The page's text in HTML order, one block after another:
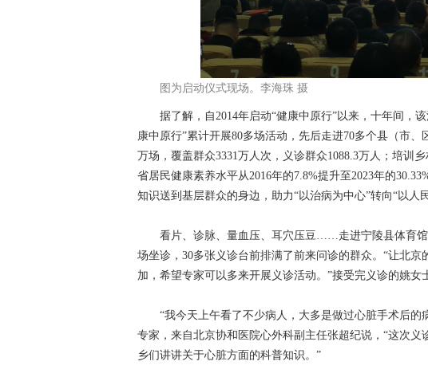
图为启动仪式现场。李海珠 摄
据了解，自2014年启动“健康中原行”以来，十年间，该
康中原行”累计开展80多场活动，先后走进70多个县（市
万场，覆盖群众3331万人次，义诊群众1088.3万人；培训
省居民健康素养水平从2016年的7.8%提升至2023年的
知识送到基层群众的身边，助力“以治病为中心”转向“以人
看片、诊脉、量血压、耳穴压豆……走进宁陵县体育馆
场坐诊，30多张义诊台前排满了前来问诊的群众。“让北
加，希望专家可以多来开展义诊活动。”接受完义诊的姚女
“我今天上午看了不少病人，大多是做过心脏手术后的
专家，来自北京协和医院心外科副主任张超纪说，“这次
乡们讲讲关于心脏方面的科普知识。”